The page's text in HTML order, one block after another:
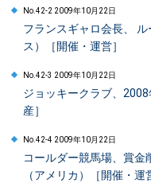
No.42-2 2009年10月22日
フランスギャロ会長、
ス）［開催・運営］
No.42-3 2009年10月22日
ジョッキークラブ、
産］
No.42-4 2009年10月22日
コールダー競馬場、賞金
（アメリカ）［開催・運